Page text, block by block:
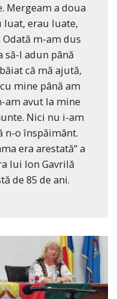
Mergeam a doua
luat, erau luate,
m-am dus
l adun până
că mă ajută,
mine până am
am avut la mine
Nici nu i-am
n-o înspăimânt.
era arestată“ a
lui Ion Gavrilă
de 85 de ani.